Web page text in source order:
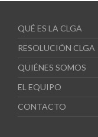
QUÉ ES LA CLGA
RESOLUCIÓN CLGA
QUIÉNES SOMOS
EL EQUIPO
CONTACTO